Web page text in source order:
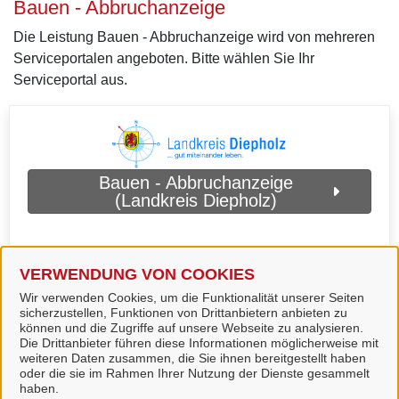
VERWENDUNG VON COOKIES
Wir verwenden Cookies, um die Funktionalität unserer Seiten
sicherzustellen, Funktionen von Drittanbietern anbieten zu
können und die Zugriffe auf unsere Webseite zu analysieren.
Die Drittanbieter führen diese Informationen möglicherweise mit
weiteren Daten zusammen, die Sie ihnen bereitgestellt haben
oder die sie im Rahmen Ihrer Nutzung der Dienste gesammelt
haben.
Bauen - Abbruchanzeige
Die Leistung Bauen - Abbruchanzeige wird von mehreren
Serviceportalen angeboten. Bitte wählen Sie Ihr
Serviceportal aus.
Bauen - Abbruchanzeige
(Landkreis Diepholz)